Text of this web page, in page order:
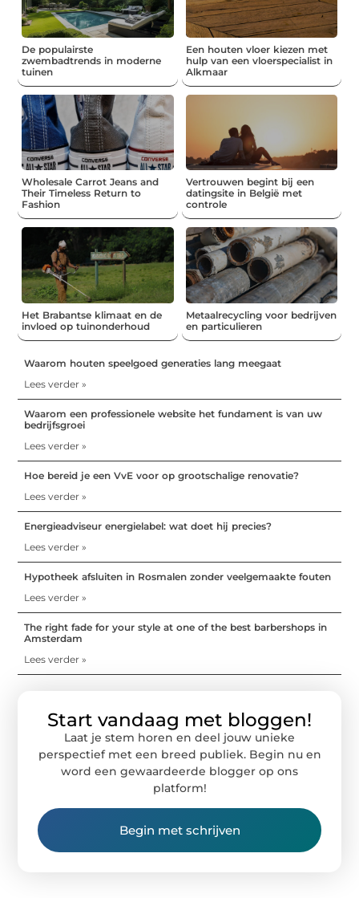
De populairste
zwembadtrends in moderne
tuinen
Een houten vloer kiezen met
hulp van een vloerspecialist in
Alkmaar
Wholesale Carrot Jeans and
Their Timeless Return to
Fashion
Vertrouwen begint bij een
datingsite in België met
controle
Het Brabantse klimaat en de
invloed op tuinonderhoud
Metaalrecycling voor bedrijven
en particulieren
Waarom houten speelgoed generaties lang meegaat
Lees verder »
Waarom een professionele website het fundament is van uw
bedrijfsgroei
Lees verder »
Hoe bereid je een VvE voor op grootschalige renovatie?
Lees verder »
Energieadviseur energielabel: wat doet hij precies?
Lees verder »
Hypotheek afsluiten in Rosmalen zonder veelgemaakte fouten
Lees verder »
The right fade for your style at one of the best barbershops in
Amsterdam
Lees verder »
Start vandaag met bloggen!
Laat je stem horen en deel jouw unieke
perspectief met een breed publiek. Begin nu en
word een gewaardeerde blogger op ons
platform!
Begin met schrijven